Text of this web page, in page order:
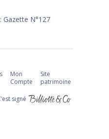
Gazette N°127
Mon
Compte
Site
patrimoine
signé